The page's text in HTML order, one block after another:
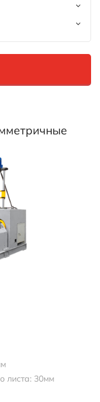
листа: 30мм